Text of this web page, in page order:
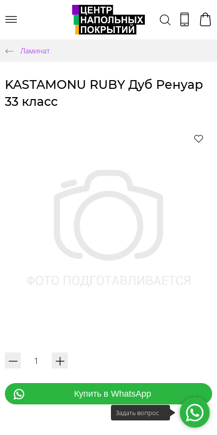
Ламинат
KASTAMONU RUBY Дуб Ренуар
33 класс
Купить в WhatsApp
Задать вопрос